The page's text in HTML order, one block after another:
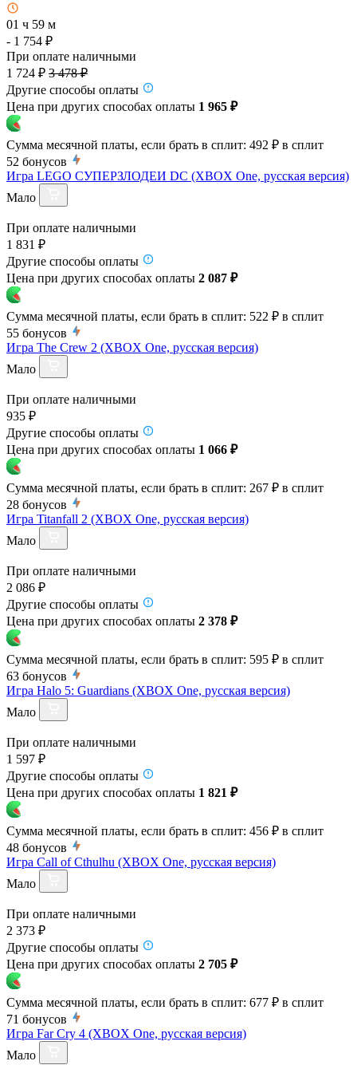
01 ч 59 м
- 1 754 ₽
При оплате наличными
1 724 ₽ 3 478 ₽
Другие способы оплаты
Цена при других способах оплаты 1 965 ₽
Сумма месячной платы, если брать в сплит: 492 ₽ в сплит
52 бонусов
Игра LEGO СУПЕРЗЛОДЕИ DC (XBOX One, русская версия)
Мало
При оплате наличными
1 831 ₽
Другие способы оплаты
Цена при других способах оплаты 2 087 ₽
Сумма месячной платы, если брать в сплит: 522 ₽ в сплит
55 бонусов
Игра The Crew 2 (XBOX One, русская версия)
Мало
При оплате наличными
935 ₽
Другие способы оплаты
Цена при других способах оплаты 1 066 ₽
Сумма месячной платы, если брать в сплит: 267 ₽ в сплит
28 бонусов
Игра Titanfall 2 (XBOX One, русская версия)
Мало
При оплате наличными
2 086 ₽
Другие способы оплаты
Цена при других способах оплаты 2 378 ₽
Сумма месячной платы, если брать в сплит: 595 ₽ в сплит
63 бонусов
Игра Halo 5: Guardians (XBOX One, русская версия)
Мало
При оплате наличными
1 597 ₽
Другие способы оплаты
Цена при других способах оплаты 1 821 ₽
Сумма месячной платы, если брать в сплит: 456 ₽ в сплит
48 бонусов
Игра Call of Cthulhu (XBOX One, русская версия)
Мало
При оплате наличными
2 373 ₽
Другие способы оплаты
Цена при других способах оплаты 2 705 ₽
Сумма месячной платы, если брать в сплит: 677 ₽ в сплит
71 бонусов
Игра Far Cry 4 (XBOX One, русская версия)
Мало